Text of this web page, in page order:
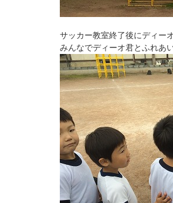
サッカー教室終了後にディー
みんなでディーオ君とふれあ